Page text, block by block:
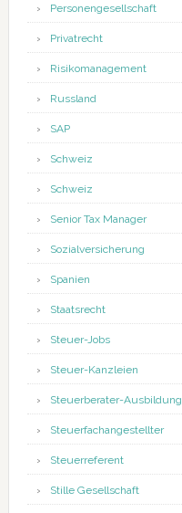
Personengesellschaft
Privatrecht
Risikomanagement
Russland
SAP
Schweiz
Schweiz
Senior Tax Manager
Sozialversicherung
Spanien
Staatsrecht
Steuer-Jobs
Steuer-Kanzleien
Steuerberater-Ausbildung
Steuerfachangestellter
Steuerreferent
Stille Gesellschaft